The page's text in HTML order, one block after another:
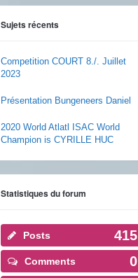
Sujets récents
Competition COURT 8./. Juillet
2023
Présentation Bungeneers Daniel
2020 World Atlatl ISAC World
Champion is CYRILLE HUC
Statistiques du forum
Posts 415
Comments 0